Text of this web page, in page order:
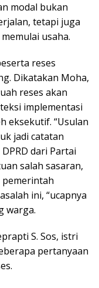
modal bukan
tetapi juga
usaha.
reses
Dikatakan Moha,
reses akan
implementasi
eksekutif. “Usulan
jadi catatan
dari Partai
salah sasaran,
pemerintah
ini, “ucapnya
warga.
S. Sos, istri
pertanyaan